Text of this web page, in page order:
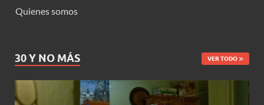
Quienes somos
30 Y NO MÁS VER TODO